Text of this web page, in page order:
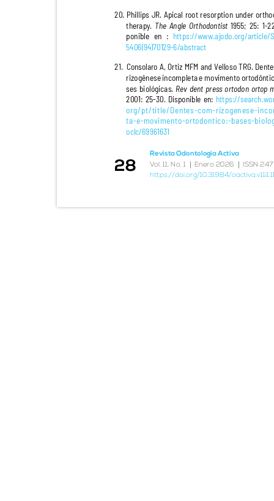
20. Phillips JR. Apical root resorption under
therapy. The Angle Orthodontist1955; 25: 1-
ponible en : https://www.ajodo.org/article/
5406(94)70129-6/abstract
21. Consolaro A, Ortiz MFM and Velloso TRG.
rizogênese incompleta e movimento
ses biológicas. Rev dent press ortodon ortop
2001: 25-30. Disponible en: https://
org/pt/title/Dentes-com-rizogenese-
ta-e-movimento-ortodontico:-bases-
oclc/69961631
Revista Odontología Activa
Vol. 11, No. 1 |Enero 2026 |ISSN
https://doi.org/10.31984/
28